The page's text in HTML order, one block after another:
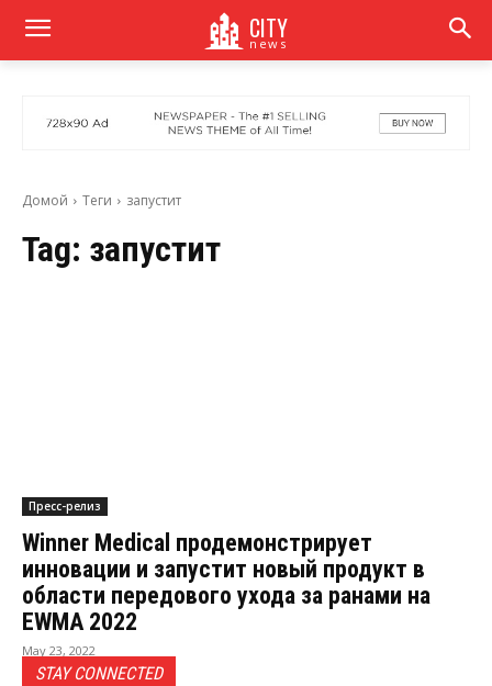
CITY
news
Домой Теги запустит
Tag: запустит
Пресс-релиз
Winner Medical продемонстрирует
инновации и запустит новый продукт в
области передового ухода за ранами на
EWMA 2022
May 23, 2022
STAY CONNECTED